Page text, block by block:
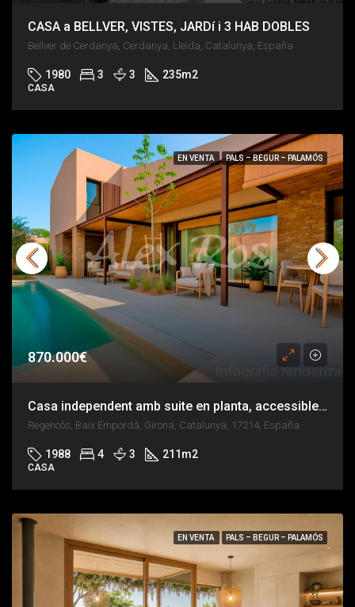
CASA a BELLVER, VISTES, JARDí i 3 HAB DOBLES
Bellver de Cerdanya, Cerdanya, Lleida, Catalunya, España
1980 3 3 235m2
CASA
EN VENTA PALS – BEGUR – PALAMÓS
870.000€
Casa independent amb suite en planta, accessible, amb jardí i piscina a Regencós.
Regencós, Baix Empordà, Girona, Catalunya, 17214, España
1988 4 3 211m2
CASA
EN VENTA PALS – BEGUR – PALAMÓS